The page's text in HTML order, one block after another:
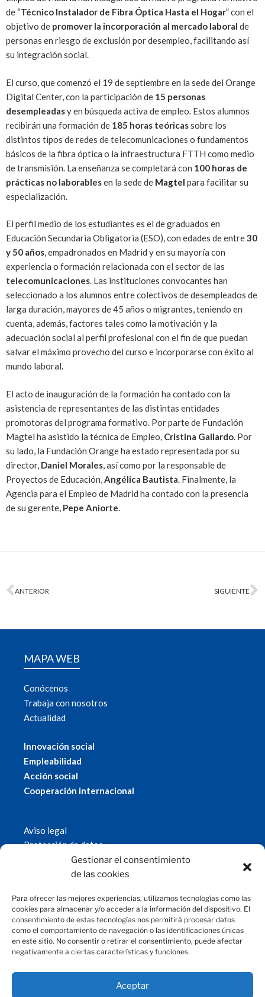
Gestionar el consentimiento
de las cookies
Para ofrecer las mejores experiencias, utilizamos tecnologías como las
cookies para almacenar y/o acceder a la información del dispositivo. El
consentimiento de estas tecnologías nos permitirá procesar datos
como el comportamiento de navegación o las identificaciones únicas
en este sitio. No consentir o retirar el consentimiento, puede afectar
negativamente a ciertas características y funciones.
Aceptar
de “Técnico Instalador de Fibra Óptica Hasta el Hogar” con el
objetivo de promover la incorporación al mercado laboral de
personas en riesgo de exclusión por desempleo, facilitando así
su integración social.
El curso, que comenzó el 19 de septiembre en la sede del Orange
Digital Center, con la participación de 15 personas
desempleadasy en búsqueda activa de empleo. Estos alumnos
recibirán una formación de 185 horas teóricassobre los
distintos tipos de redes de telecomunicaciones o fundamentos
básicos de la fibra óptica o la infraestructura FTTH como medio
de transmisión. La enseñanza se completará con 100 horas de
prácticas no laborablesen la sede de Magtel para facilitar su
especialización.
El perfil medio de los estudiantes es el de graduados en
Educación Secundaria Obligatoria (ESO), con edades de entre30
y 50 años, empadronados en Madrid y en su mayoría con
experiencia o formación relacionada con el sector de las
telecomunicaciones. Las instituciones convocantes han
seleccionado a los alumnos entre colectivos de desempleados de
larga duración, mayores de 45 años o migrantes, teniendo en
cuenta, además, factores tales como la motivación y la
adecuación social al perfil profesional con el fin de que puedan
salvar el máximo provecho del curso e incorporarse con éxito al
mundo laboral.
El acto de inauguración de la formación ha contado con la
asistencia de representantes de las distintas entidades
promotoras del programa formativo. Por parte de Fundación
Magtel ha asistido la técnica de Empleo, Cristina Gallardo. Por
su lado, la Fundación Orange ha estado representada por su
director, Daniel Morales, así como por la responsable de
Proyectos de Educación,Angélica Bautista. Finalmente, la
Agencia para el Empleo de Madrid ha contado con la presencia
de su gerente, Pepe Aniorte.
ANTERIOR SIGUIENTE
MAPA WEB
Conócenos
Trabaja con nosotros
Actualidad
Innovación social
Empleabilidad
Acción social
Cooperación internacional
Aviso legal
Protección de datos
Política de cookies
© 2019 Fundación Magtel.
CONTACTO
fundacion@magtel.es
Parque Empresarial Las Quemadas
C/Gabriel Ramos Bejarano, 114